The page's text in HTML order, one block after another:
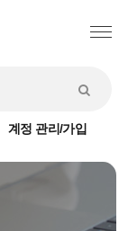
계정 관리/가입